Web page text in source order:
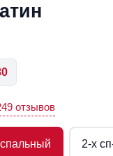
отзывов
2-x